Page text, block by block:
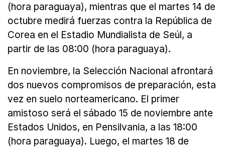
(hora paraguaya), mientras que el martes 14 de
octubre medirá fuerzas contra la República de
Corea en el Estadio Mundialista de Seúl, a
partir de las 08:00 (hora paraguaya).
En noviembre, la Selección Nacional afrontará
dos nuevos compromisos de preparación, esta
vez en suelo norteamericano. El primer
amistoso será el sábado 15 de noviembre ante
Estados Unidos, en Pensilvania, a las 18:00
(hora paraguaya). Luego, el martes 18 de